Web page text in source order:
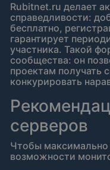
Rubitnet.ru делает
справедливости:
бесплатно,
гарантирует
участника. Такой
сообщества: он
проектам получать
конкурировать
серверов
Чтобы максимально
возможности